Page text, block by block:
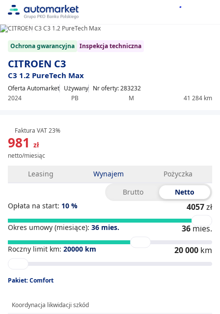
1/18
Ochrona gwarancyjna Inspekcja techniczna
CITROEN C3
C3 1.2 PureTech Max
Oferta Automarket Używany
2024
PB M 41 284 km
Nr oferty: 283232
981 zł
netto/miesiąc
Faktura VAT 23%
Leasing Wynajem
Pożyczka
Brutto
Netto
Opłata na start: 10 % 4057zł
Okres umowy (miesiące): 36 mies. 36 mies.
Roczny limit km: 20000 km 20 000 km
Pakiet: Comfort
Koordynacja likwidacji szkód